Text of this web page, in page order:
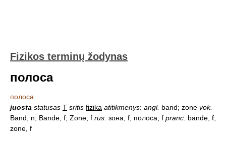
Fizikos terminų žodynas
полоса
полоса
juosta statusas T sritis fizika atitikmenys: angl. band; zone vok.
Band, n; Bande, f; Zone, f rus. зона, f; полоса, f pranc. bande, f;
zone, f